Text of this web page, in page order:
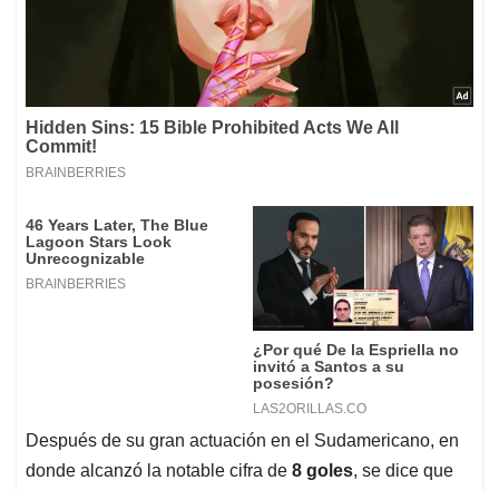
Después de su gran actuación en el Sudamericano, en
donde alcanzó la notable cifra de 8 goles, se dice que